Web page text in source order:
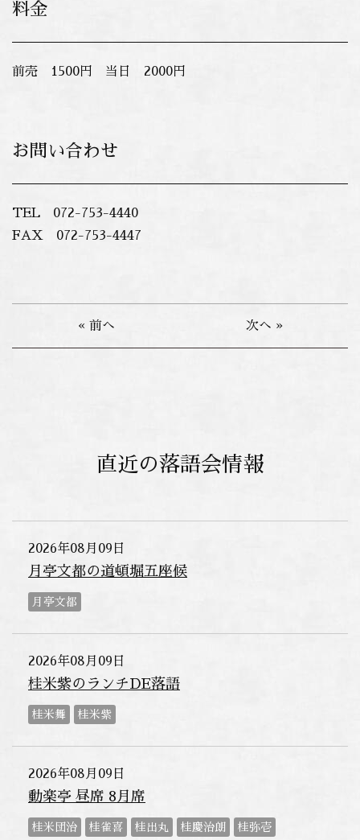
料金
前売 1500円 当日 2000円
お問い合わせ
TEL 072-753-4440
FAX 072-753-4447
« 前へ 次へ »
直近の落語会情報
2026年08月09日
月亭文都の道頓堀五座候
月亭文都
2026年08月09日
桂米紫のランチDE落語
桂米舞 桂米紫
2026年08月09日
動楽亭 昼席 8月席
桂米団治 桂雀喜 桂出丸 桂慶治朗 桂弥壱